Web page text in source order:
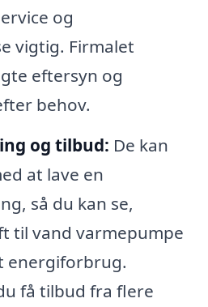
og
vigtig. Firmalet
eftersyn og
behov.
og tilbud: De kan
at lave en
så du kan se,
til vand varmepumpe
energiforbrug.
få tilbud fra flere